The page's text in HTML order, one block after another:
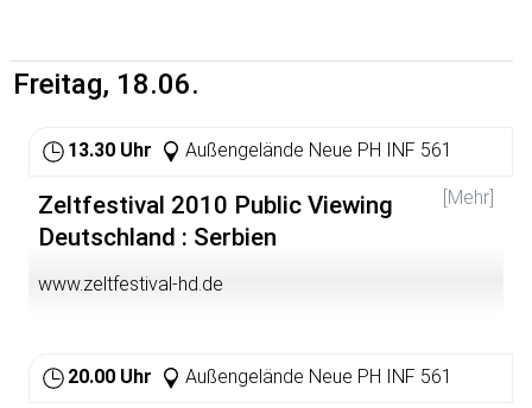
Freitag, 18.06.
13.30 Uhr Außengelände Neue PH INF 561
[Mehr]
Zeltfestival 2010 Public Viewing
Deutschland : Serbien
www.zeltfestival-hd.de
20.00 Uhr Außengelände Neue PH INF 561